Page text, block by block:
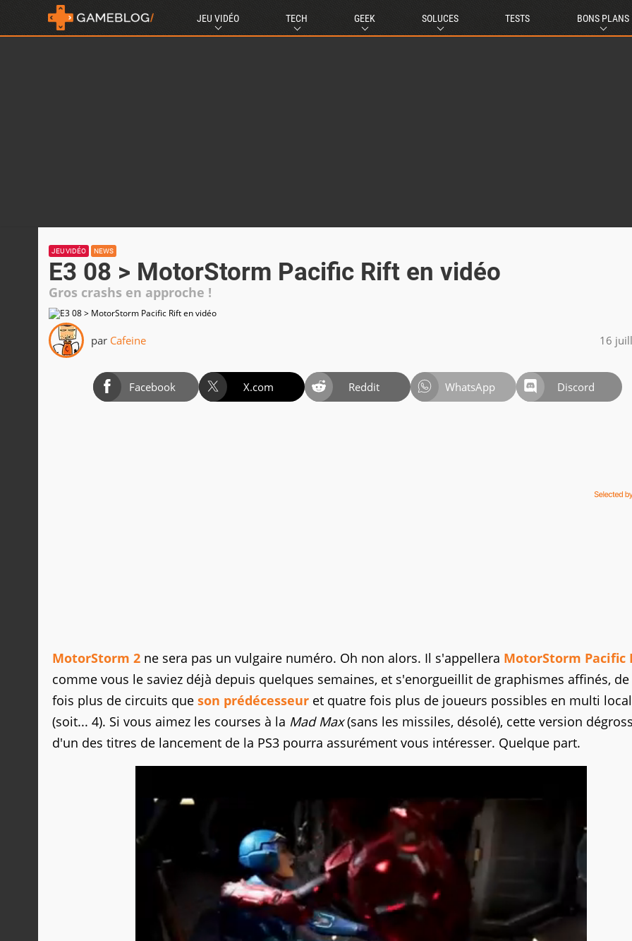
JEU VIDÉO TECH GEEK SOLUCES TESTS BONS PLANS
JEU VIDÉO NEWS
E3 08 > MotorStorm Pacific Rift en vidéo
Gros crashs en approche !
par Cafeine 16
Facebook X.com Reddit WhatsApp Discord
MotorStorm 2 ne sera pas un vulgaire numéro. Oh non alors. Il s'appellera MotorStorm Pacific
comme vous le saviez déjà depuis quelques semaines, et s'enorgueillit de graphismes affinés,
fois plus de circuits que son prédécesseur et quatre fois plus de joueurs possibles en multi local
(soit... 4). Si vous aimez les courses à la Mad Max(sans les missiles, désolé), cette version
d'un des titres de lancement de la PS3 pourra assurément vous intéresser. Quelque part.